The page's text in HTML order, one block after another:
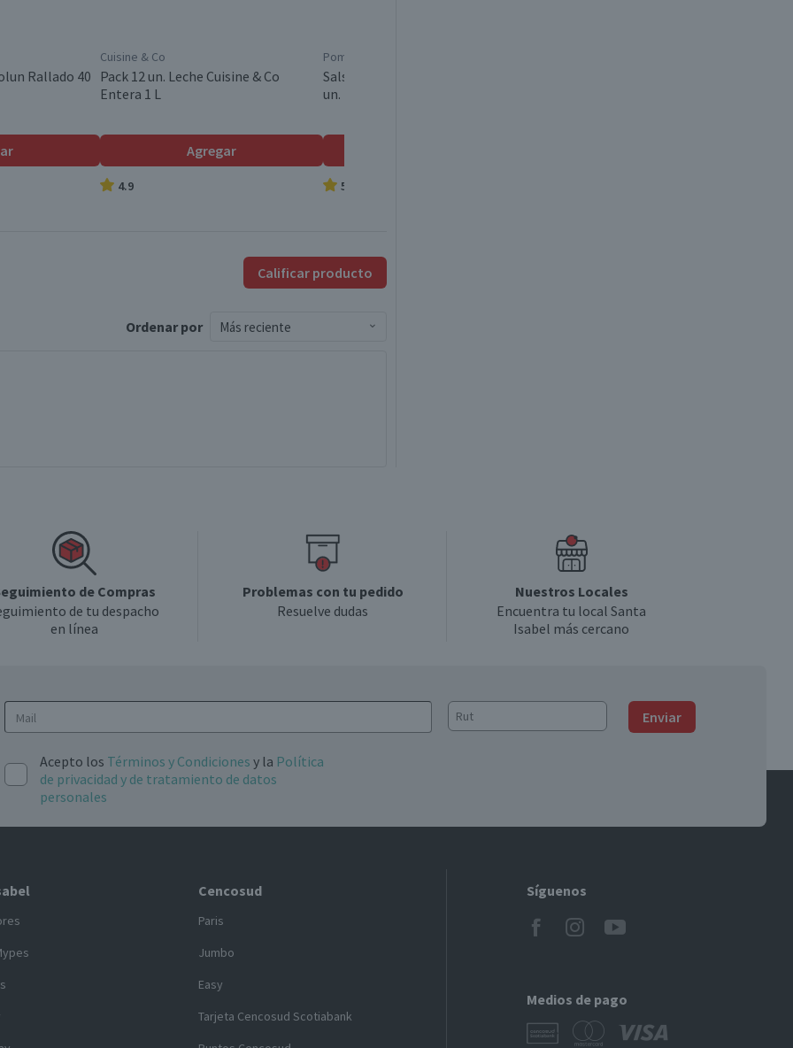
0
0
Rallado 40
Cuisine & Co
Pack 12 un. Leche Cuisine & Co
Entera 1 L
Agregar
4.9
Pomarola
Salsa de Tomate Pomarola 200 g 6
un.
5.0
Calificar producto
Ordenar por Más reciente
de Compras
de tu despacho
en línea
Problemas con tu pedido
Resuelve dudas
Nuestros Locales
Encuentra tu local Santa
Isabel más cercano
Enviar
Acepto los Términos y Condiciones y la Política
de privacidad y de tratamiento de datos
personales
Cencosud
Paris
Jumbo
Easy
Tarjeta Cencosud Scotiabank
Síguenos
Medios de pago